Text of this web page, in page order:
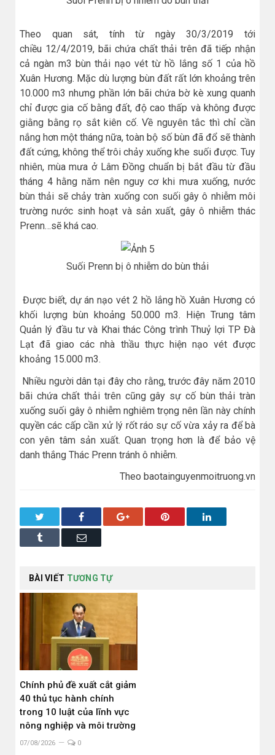
Theo quan sát, tính từ ngày 30/3/2019 tới
chiều 12/4/2019, bãi chứa chất thải trên đã tiếp nhận
cả ngàn m3 bùn thải nạo vét từ hồ lắng số 1 của hồ
Xuân Hương. Mặc dù lượng bùn đất rất lớn khoảng trên
10.000 m3 nhưng phần lớn bãi chứa bờ kè xung quanh
chỉ được gia cố bằng đất, độ cao thấp và không được
giằng bằng rọ sắt kiên cố. Về nguyên tắc thì chỉ cần
nắng hơn một tháng nữa, toàn bộ số bùn đã đổ sẽ thành
đất cứng, không thể trôi chảy xuống khe suối được. Tuy
nhiên, mùa mưa ở Lâm Đồng chuẩn bị bắt đầu từ đầu
tháng 4 hằng năm nên nguy cơ khi mưa xuống, nước
bùn thải sẽ chảy tràn xuống con suối gây ô nhiễm môi
trường nước sinh hoạt và sản xuất, gây ô nhiễm thác
Prenn…sẽ khá cao.
Suối Prenn bị ô nhiễm do bùn thải
Được biết, dự án nạo vét 2 hồ lắng hồ Xuân Hương có
khối lượng bùn khoảng 50.000 m3. Hiện Trung tâm
Quản lý đầu tư và Khai thác Công trình Thuỷ lợi TP Đà
Lạt đã giao các nhà thầu thực hiện nạo vét được
khoảng 15.000 m3.
Nhiều người dân tại đây cho rằng, trước đây năm 2010
bãi chứa chất thải trên cũng gây sự cố bùn thải tràn
xuống suối gây ô nhiễm nghiêm trọng nên lần này chính
quyền các cấp cần xử lý rốt ráo sự cố vừa xảy ra để bà
con yên tâm sản xuất. Quan trọng hơn là để bảo vệ
danh thắng Thác Prenn tránh ô nhiễm.
Theo baotainguyenmoitruong.vn
Facebook Google+ Pinterest LinkedIn
Tumblr Email
BÀI VIẾT TƯƠNG TỰ
Chính phủ đề xuất cắt giảm
40 thủ tục hành chính
trong 10 luật của lĩnh vực
nông nghiệp và môi trường
07/08/2026 0